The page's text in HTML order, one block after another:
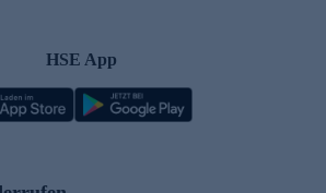
HSE App